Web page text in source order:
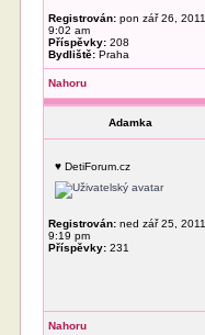
Registrován: pon zář 26, 2011
9:02 am
Příspěvky: 208
Bydliště: Praha
Nahoru
Adamka
♥ DetiForum.cz
Registrován: ned zář 25, 2011
9:19 pm
Příspěvky: 231
Nahoru